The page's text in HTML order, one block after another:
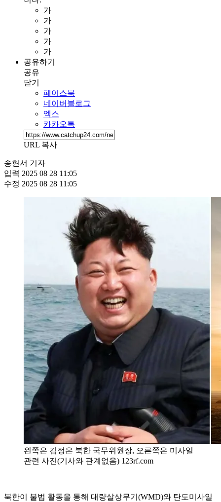
가
가
가
가
가
공유하기
공유
닫기
페이스북
네이버블로그
엑스
카카오톡
URL 복사
송현서 기자
입력 2025 08 28 11:05
수정 2025 08 28 11:05
왼쪽은 김정은 북한 국무위원장, 오른쪽은 미사일
관련 사진(기사와 관계없음) 123rf.com
북한이 불법 활동을 통해 대량살상무기(WMD)와 탄도미사일